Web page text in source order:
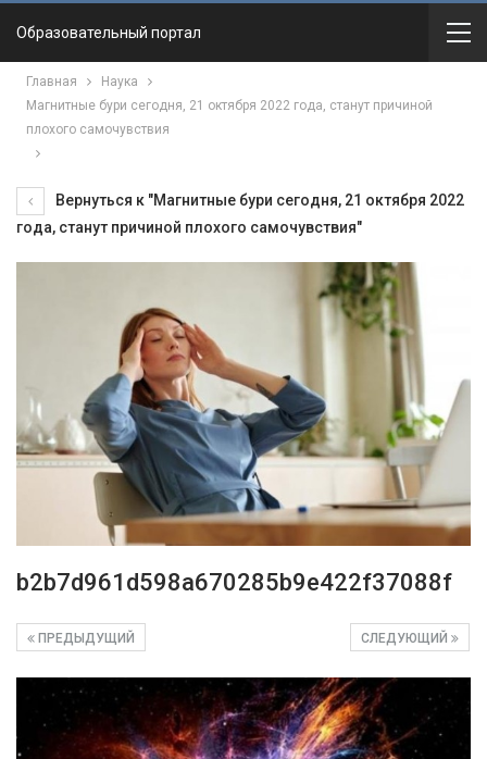
Образовательный портал
Главная
Наука
Магнитные бури сегодня, 21 октября 2022 года, станут причиной
плохого самочувствия
Вернуться к "Магнитные бури сегодня, 21 октября 2022
года, станут причиной плохого самочувствия"
b2b7d961d598a670285b9e422f37088f
СЛЕДУЮЩИЙ
ПРЕДЫДУЩИЙ